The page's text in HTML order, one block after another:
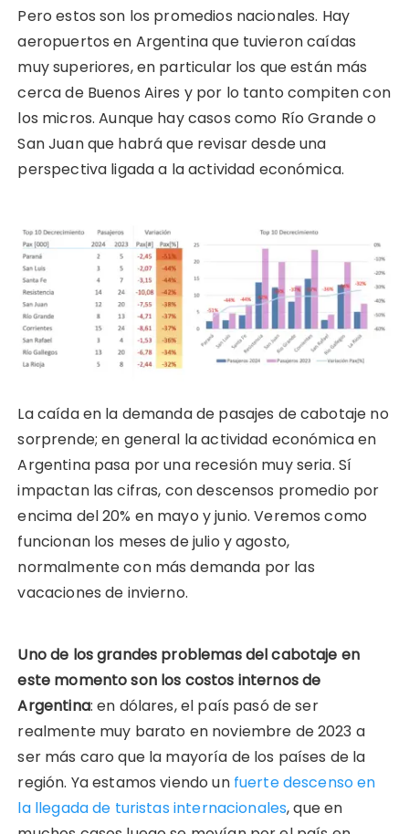
Pero estos son los promedios nacionales. Hay
aeropuertos en Argentina que tuvieron caídas
muy superiores, en particular los que están más
cerca de Buenos Aires y por lo tanto compiten con
los micros. Aunque hay casos como Río Grande o
San Juan que habrá que revisar desde una
perspectiva ligada a la actividad económica.
La caída en la demanda de pasajes de cabotaje no
sorprende; en general la actividad económica en
Argentina pasa por una recesión muy seria. Sí
impactan las cifras, con descensos promedio por
encima del 20% en mayo y junio. Veremos como
funcionan los meses de julio y agosto,
normalmente con más demanda por las
vacaciones de invierno.
Uno de los grandes problemas del cabotaje en
este momento son los costos internos de
Argentina: en dólares, el país pasó de ser
realmente muy barato en noviembre de 2023 a
ser más caro que la mayoría de los países de la
región. Ya estamos viendo un fuerte descenso en
la llegada de turistas internacionales, que en